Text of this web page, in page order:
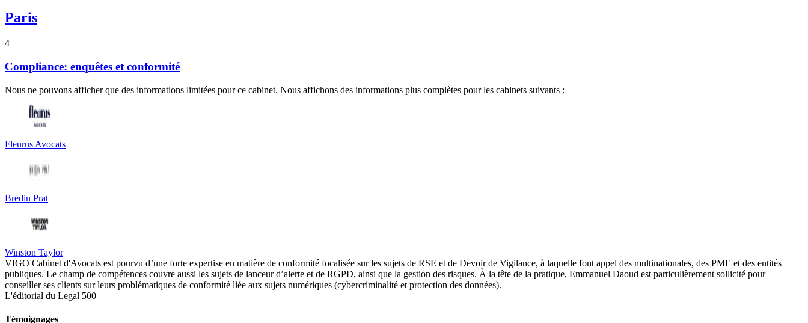
Paris
4
Compliance: enquêtes et conformité
Nous ne pouvons afficher que des informations limitées pour ce cabinet. Nous affichons des informations plus complètes pour les cabinets suivants :
Fleurus Avocats
Bredin Prat
Winston Taylor
VIGO Cabinet d'Avocats est pourvu d’une forte expertise en matière de conformité focalisée sur les sujets de RSE et de Devoir de Vigilance, à laquelle font appel des multinationales, des PME et des entités
publiques. Le champ de compétences couvre aussi les sujets de lanceur d’alerte et de RGPD, ainsi que la gestion des risques. À la tête de la pratique, Emmanuel Daoud est particulièrement sollicité pour
conseiller ses clients sur leurs problématiques de conformité liée aux sujets numériques (cybercriminalité et protection des données).
L'éditorial du Legal 500
Témoignages